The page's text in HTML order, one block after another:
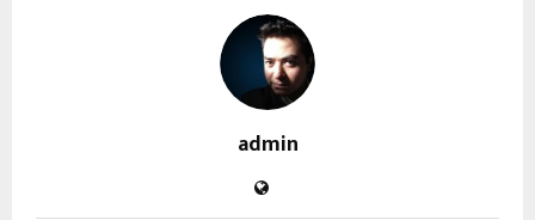
admin